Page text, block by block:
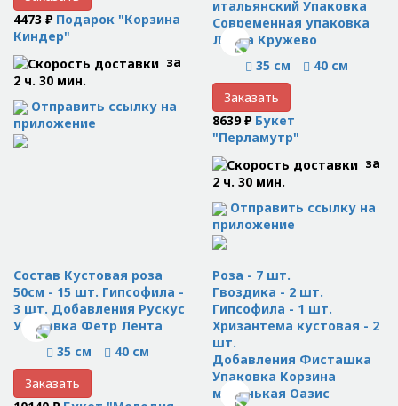
4473 ₽ Подарок "Корзина
Киндер"
за
2 ч. 30 мин.
Отправить ссылку на
приложение
итальянский Упаковка
Современная упаковка
Лента Кружево
35 см
40 см
Заказать
8639 ₽ Букет
"Перламутр"
за
2 ч. 30 мин.
Отправить ссылку на
приложение
Состав Кустовая роза
50см - 15 шт. Гипсофила -
3 шт. Добавления Рускус
Упаковка Фетр Лента
35 см
40 см
Заказать
Роза - 7 шт.
Гвоздика - 2 шт.
Гипсофила - 1 шт.
Хризантема кустовая - 2
шт.
Добавления Фисташка
Упаковка Корзина
маленькая Оазис